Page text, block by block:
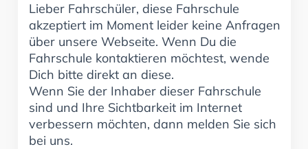
Lieber Fahrschüler, diese Fahrschule
akzeptiert im Moment leider keine Anfragen
über unsere Webseite. Wenn Du die
Fahrschule kontaktieren möchtest, wende
Dich bitte direkt an diese.
Wenn Sie der Inhaber dieser Fahrschule
sind und Ihre Sichtbarkeit im Internet
verbessern möchten, dann melden Sie sich
bei uns.